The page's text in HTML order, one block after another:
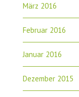
März 2016
Februar 2016
Januar 2016
Dezember 2015